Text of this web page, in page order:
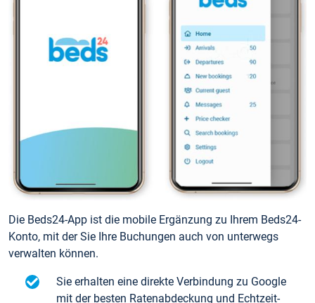
Die Beds24-App ist die mobile Ergänzung zu Ihrem Beds24-
Konto, mit der Sie Ihre Buchungen auch von unterwegs
verwalten können.
Sie erhalten eine direkte Verbindung zu Google
mit der besten Ratenabdeckung und Echtzeit-